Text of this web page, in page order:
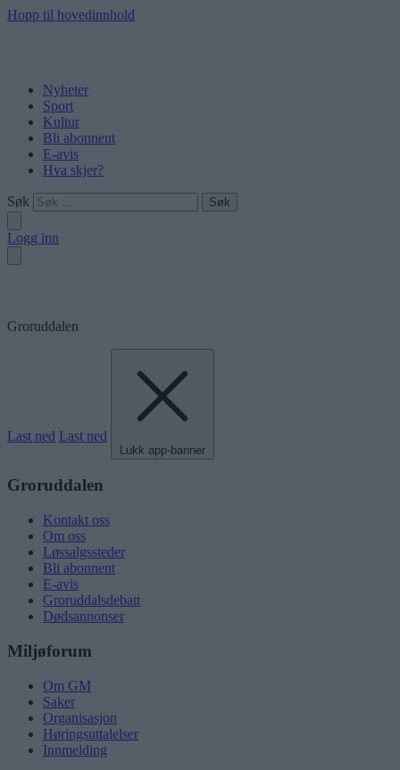
Hopp til hovedinnhold
Nyheter
Sport
Kultur
Bli abonnent
E-avis
Hva skjer?
Søk
Logg inn
Groruddalen
Last ned Last ned
Lukk app-banner
Groruddalen
Kontakt oss
Om oss
Løssalgssteder
Bli abonnent
E-avis
Groruddalsdebatt
Dødsannonser
Miljøforum
Om GM
Saker
Organisasjon
Høringsuttalelser
Innmelding